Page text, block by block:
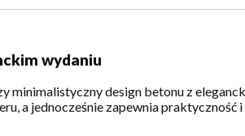
wydaniu
minimalistyczny design betonu z
a jednocześnie zapewnia praktyczność